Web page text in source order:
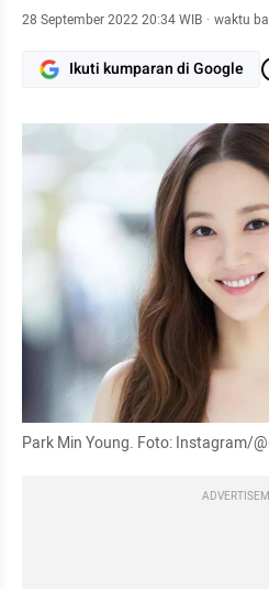
28 September 2022 20:34 WIB · waktu
Ikuti kumparan di Google
Park Min Young. Foto: Instagram/